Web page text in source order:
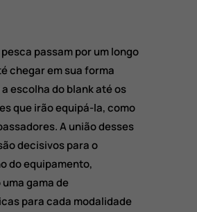
passam por um longo
chegar em sua forma
escolha do blank até os
que irão equipá-la, como
A união desses
decisivos para o
do equipamento,
gama de
para cada modalidade